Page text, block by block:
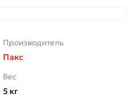
Производитель
Пакс
Вес
5 кг